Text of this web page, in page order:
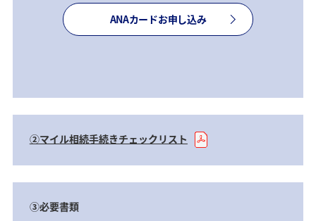
ANAカードお申し込み
②マイル相続手続きチェックリスト
③必要書類